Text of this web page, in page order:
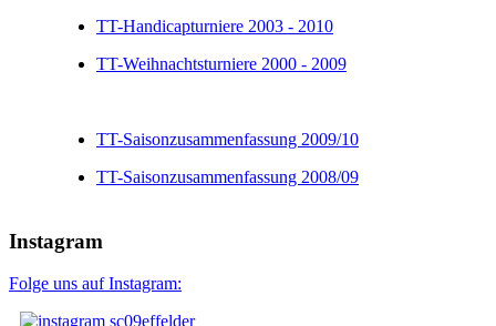
TT-Handicapturniere 2003 - 2010
TT-Weihnachtsturniere 2000 - 2009
TT-Saisonzusammenfassung 2009/10
TT-Saisonzusammenfassung 2008/09
Instagram
Folge uns auf Instagram: